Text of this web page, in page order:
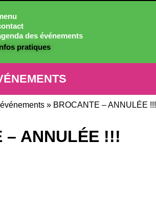
des événements
pratiques
» BROCANTE – ANNULÉE !!!
– ANNULÉE !!!